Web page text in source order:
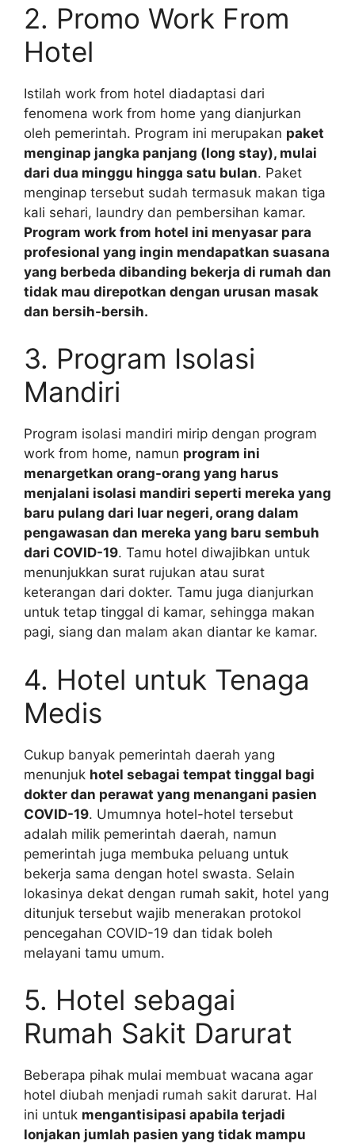
2. Promo Work From
Hotel
Istilah work from hotel diadaptasi dari
fenomena work from home yang dianjurkan
oleh pemerintah. Program ini merupakan paket
menginap jangka panjang (long stay), mulai
dari dua minggu hingga satu bulan. Paket
menginap tersebut sudah termasuk makan tiga
kali sehari, laundry dan pembersihan kamar.
Program work from hotel ini menyasar para
profesional yang ingin mendapatkan suasana
yang berbeda dibanding bekerja di rumah dan
tidak mau direpotkan dengan urusan masak
dan bersih-bersih.
3. Program Isolasi
Mandiri
Program isolasi mandiri mirip dengan program
work from home, namun program ini
menargetkan orang-orang yang harus
menjalani isolasi mandiri seperti mereka yang
baru pulang dari luar negeri, orang dalam
pengawasan dan mereka yang baru sembuh
dari COVID-19. Tamu hotel diwajibkan untuk
menunjukkan surat rujukan atau surat
keterangan dari dokter. Tamu juga dianjurkan
untuk tetap tinggal di kamar, sehingga makan
pagi, siang dan malam akan diantar ke kamar.
4. Hotel untuk Tenaga
Medis
Cukup banyak pemerintah daerah yang
menunjuk hotel sebagai tempat tinggal bagi
dokter dan perawat yang menangani pasien
COVID-19. Umumnya hotel-hotel tersebut
adalah milik pemerintah daerah, namun
pemerintah juga membuka peluang untuk
bekerja sama dengan hotel swasta. Selain
lokasinya dekat dengan rumah sakit, hotel yang
ditunjuk tersebut wajib menerakan protokol
pencegahan COVID-19 dan tidak boleh
melayani tamu umum.
5. Hotel sebagai
Rumah Sakit Darurat
Beberapa pihak mulai membuat wacana agar
hotel diubah menjadi rumah sakit darurat. Hal
ini untuk mengantisipasi apabila terjadi
lonjakan jumlah pasien yang tidak mampu